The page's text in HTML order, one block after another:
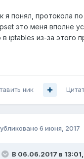
я понял, протокола
это меня вполне
в iptables из-за этого
ник
6 июня, 2017
В 06.06.2017 в